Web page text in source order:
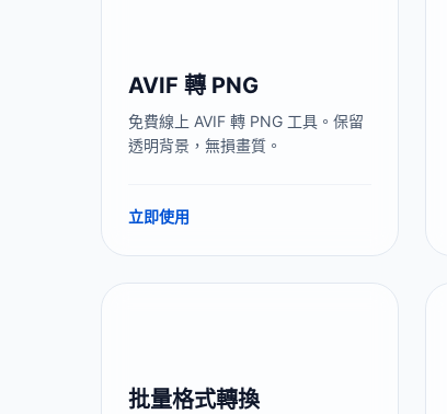
AVIF 轉 PNG
免費線上 AVIF 轉 PNG 工具。保留
透明背景，無損畫質。
立即使用
批量格式轉換